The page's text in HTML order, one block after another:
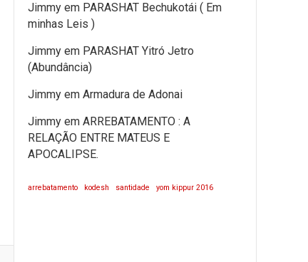
Jimmy em PARASHAT Bechukotái ( Em
minhas Leis )
Jimmy em PARASHAT Yitró Jetro
(Abundância)
Jimmy em Armadura de Adonai
Jimmy em ARREBATAMENTO : A
RELAÇÃO ENTRE MATEUS E
APOCALIPSE.
arrebatamento kodesh santidade yom kippur 2016